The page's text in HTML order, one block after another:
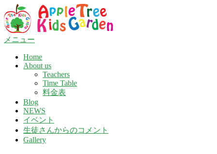
ン
テ
ン
メニュー
Home
About us
Teachers
Time Table
料金表
Blog
NEWS
イベント
生徒さんからのコメント
Gallery